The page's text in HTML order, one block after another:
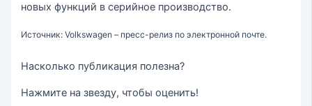
новых функций в серийное производство.
Источник: Volkswagen – пресс-релиз по электронной почте.
Насколько публикация полезна?
Нажмите на звезду, чтобы оценить!